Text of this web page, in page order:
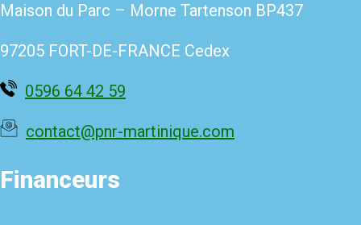
Maison du Parc – Morne Tartenson BP437
97205 FORT-DE-FRANCE Cedex
0596 64 42 59
contact@pnr-martinique.com
Financeurs